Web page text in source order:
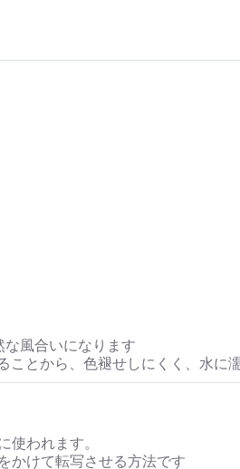
風合いになります
とから、色褪せしにくく、水に
使われます。
かけて転写させる方法です